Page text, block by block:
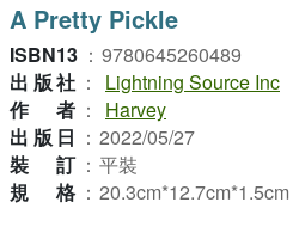
A Pretty Pickle
ISBN13 ： 9780645260489
出版社 ：
Lightning Source Inc
作者 ：
Harvey
出版日 ： 2022/05/27
裝訂 ： 平裝
規格 ：